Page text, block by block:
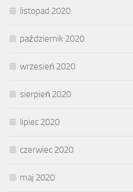
listopad 2020
październik 2020
wrzesień 2020
sierpień 2020
lipiec 2020
czerwiec 2020
maj 2020